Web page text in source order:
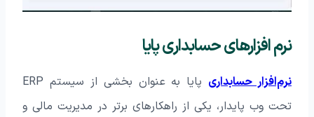
نرم افزارهای حسابداری پایا
نرم‌افزار حسابداری
پایا به عنوان بخشی از سیستم ERP
تحت وب پایدار، یکی از راهکارهای برتر در مدیریت مالی و